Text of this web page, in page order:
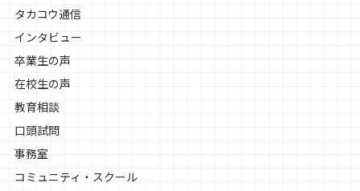
タカコウ通信
インタビュー
卒業生の声
在校生の声
教育相談
口頭試問
事務室
コミュニティ・スクール